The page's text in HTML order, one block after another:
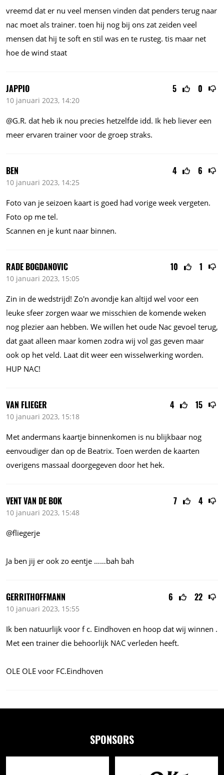
vreemd dat er nu veel mensen vinden dat penders terug naar
nac moet als trainer. toen hij nog bij ons zat zeiden veel
mensen dat hij te soft en stil was en te rusteg. tis maar net
hoe de wind staat
5 0
JAPPIO
10 januari 2023, 14:20
@G.R. dat heb ik nou precies hetzelfde idd. Ik heb liever een
meer ervaren trainer voor de groep straks.
4 6
BEN
10 januari 2023, 14:25
Foto van je seizoen kaart is goed had vorige week vergeten.
Foto op me tel.
Scannen en je kunt naar binnen.
10 1
RADE BOGDANOVIC
10 januari 2023, 15:05
Zin in de wedstrijd! Zo'n avondje kan altijd wel voor een
leuke sfeer zorgen waar we misschien de komende weken
nog plezier aan hebben. We willen het oude Nac gevoel terug,
dat gaat alleen maar komen zodra wij vol gas geven maar
ook op het veld. Laat dit weer een wisselwerking worden.
HUP NAC!
4 15
VAN FLIEGER
10 januari 2023, 15:18
Met andermans kaartje binnenkomen is nu blijkbaar nog
eenvoudiger dan op de Beatrix. Toen werden de kaarten
overigens massaal doorgegeven door het hek.
7 4
VENT VAN DE BOK
10 januari 2023, 15:48
@fliegerje
Ja ben jij er ook zo eentje ……bah bah
6 22
GERRITHOFFMANN
10 januari 2023, 15:55
Ik ben natuurlijk voor f c. Eindhoven en hoop dat wij winnen .
Met een trainer die behoorlijk NAC verleden heeft.
OLE OLE voor FC.Eindhoven
SPONSORS